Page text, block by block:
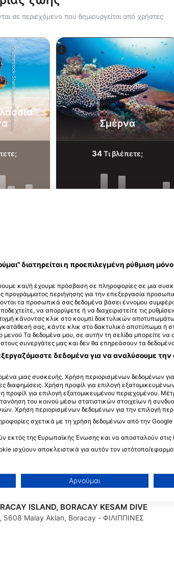
σε περιεχόμενο που δημιουργείται από χρήστες
Shutterstock-Shane Myers Photography Alamy-WaterFrame
Σμέρνα
34Τι βλέπετε;
εξυπηρετούν αυτό το
Honu Dive Center
The Bellevue Resort, 6340 Panglao,
Bohol - ΦΙΛΙΠΠΙΝΕΣ
Beach
Island, Bohol - ΦΙΛΙΠΠΙΝΕΣ
6340 Panglao, Bohol - ΦΙΛΙΠΠΙΝΕΣ
ISLAND, BORACAY KESAM DIVE
5608 Malay Aklan, Boracay - ΦΙΛΙΠΠΙΝΕΣ
διατηρείται η προεπιλεγμένη ρύθμιση
και/ή έχουμε πρόσβαση σε πληροφορίες σε μια
περιήγησης για την επεξεργασία
τα προσωπικά σας δεδομένα βάσει έννομου
να απορρίψετε ή να διαχειριστείτε τις
κάνοντας κλικ στο κουμπί δακτυλικών
σας, κάντε κλικ στο δακτυλικό αποτύπωμα ή
μενού Τα δεδομένα μου, σε αυτήν τη σελίδα μπορείτε
συνεργάτες μας και δεν θα επηρεάσουν τα
δεδομένα για να αναλύσουμε
μιας συσκευής. Χρήση περιορισμένων δεδομένων
διαφημίσεις. Χρήση προφίλ για επιλογή
προφίλ για επιλογή εξατομικευμένου περιεχομένου.
του κοινού μέσω στατιστικών στοιχείων ή
Χρήση περιορισμένων δεδομένων για την επιλογή
σχετικά με τη χρήση δεδομένων από την
εκτός της Ευρωπαϊκής Ένωσης και να αποσταλούν
ισχύουν αποκλειστικά για αυτόν τον ιστότοπο/
ακόλουθους σκοπούς:
δεδομένα μιας συσκευής
για την επιλογή διαφημίσεων
Αρνούμαι